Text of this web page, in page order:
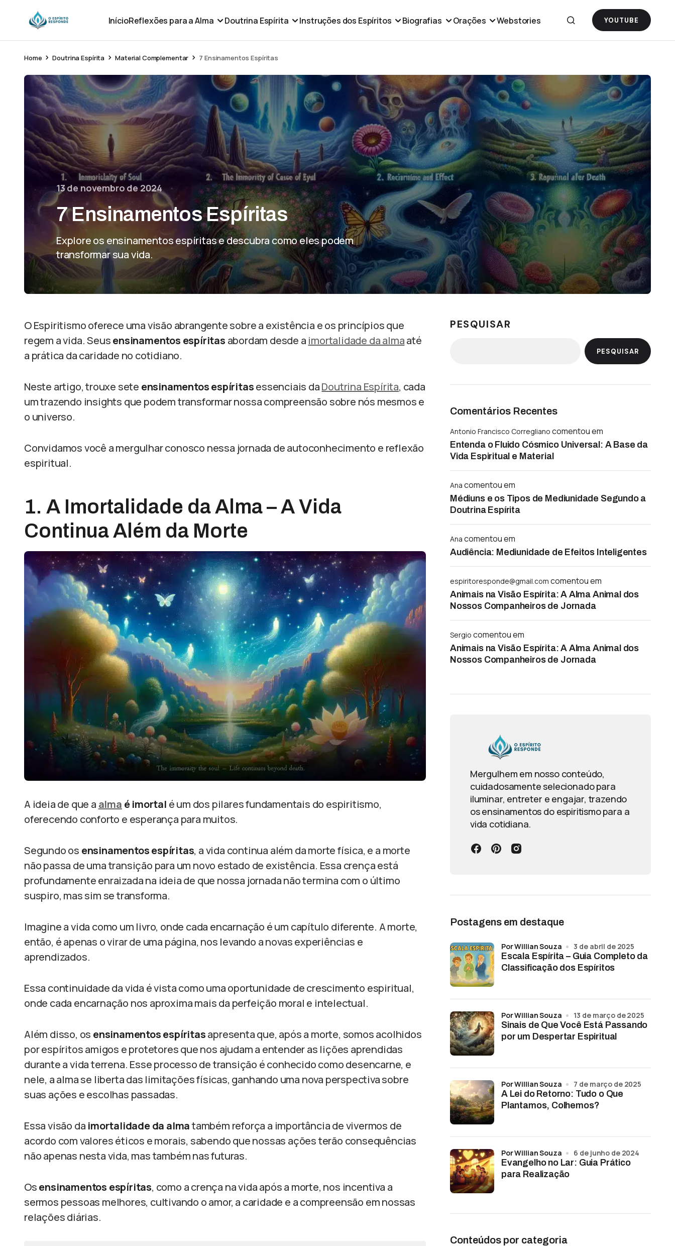
InícioReflexões para a Alma Doutrina Espírita Instruções dos Espíritos Biografias Orações Webstories YOUTUBE
Home Doutrina Espírita Material Complementar 7 Ensinamentos Espíritas
13 de novembro de 2024
7 Ensinamentos Espíritas
Explore os ensinamentos espíritas e descubra como eles podem
transformar sua vida.
O Espiritismo oferece uma visão abrangente sobre a existência e os princípios que
regem a vida. Seusensinamentos espíritas abordam desde a imortalidade da almaaté
a prática da caridade no cotidiano.
Neste artigo, trouxe sete ensinamentos espíritasessenciais daDoutrina Espírita, cada
um trazendo insights que podem transformar nossa compreensão sobre nós mesmos e
o universo.
Convidamos você a mergulhar conosco nessa jornada de autoconhecimento e reflexão
espiritual.
1. A Imortalidade da Alma – A Vida
Continua Além da Morte
A ideia de que a alma é imortal é um dos pilares fundamentais do espiritismo,
oferecendo conforto e esperança para muitos.
Segundo os ensinamentos espíritas, a vida continua além da morte física, e a morte
não passa de uma transição para um novo estado de existência. Essa crença está
profundamente enraizada na ideia de que nossa jornada não termina com o último
suspiro, mas sim se transforma.
Imagine a vida como um livro, onde cada encarnação é um capítulo diferente. A morte,
então, é apenas o virar de uma página, nos levando a novas experiências e
aprendizados.
Essa continuidade da vida é vista como uma oportunidade de crescimento espiritual,
onde cada encarnação nos aproxima mais da perfeição moral e intelectual.
Além disso, os ensinamentos espíritasapresenta que, após a morte, somos acolhidos
por espíritos amigos e protetores que nos ajudam a entender as lições aprendidas
durante a vida terrena. Esse processo de transição é conhecido como desencarne, e
nele, a alma se liberta das limitações físicas, ganhando uma nova perspectiva sobre
suas ações e escolhas passadas.
Essa visão da imortalidade da almatambém reforça a importância de vivermos de
acordo com valores éticos e morais, sabendo que nossas ações terão consequências
não apenas nesta vida, mas também nas futuras.
Osensinamentos espíritas, como a crença na vida após a morte, nos incentiva a
sermos pessoas melhores, cultivando o amor, a caridade e a compreensão em nossas
relações diárias.
PESQUISAR
PESQUISAR
Comentários Recentes
Antonio Francisco Corregliano comentou em
Entenda o Fluido Cósmico Universal: A Base da
Vida Espiritual e Material
Ana comentou em
Médiuns e os Tipos de Mediunidade Segundo a
Doutrina Espírita
Ana comentou em
Audiência: Mediunidade de Efeitos Inteligentes
espiritoresponde@gmail.com comentou em
Animais na Visão Espírita: A Alma Animal dos
Nossos Companheiros de Jornada
Sergio comentou em
Animais na Visão Espírita: A Alma Animal dos
Nossos Companheiros de Jornada
Mergulhem em nosso conteúdo,
cuidadosamente selecionado para
iluminar, entreter e engajar, trazendo
os ensinamentos do espiritismo para a
vida cotidiana.
Postagens em destaque
Escala Espírita – Guia Completo da
Classificação dos Espíritos
por Willian Souza 3 de abril de 2025
Sinais de Que Você Está Passando
por um Despertar Espiritual
por Willian Souza 13 de março de 2025
A Lei do Retorno: Tudo o Que
Plantamos, Colhemos?
por Willian Souza 7 de março de 2025
Evangelho no Lar: Guia Prático
para Realização
por Willian Souza 6 de junho de 2024
Conteúdos por categoria